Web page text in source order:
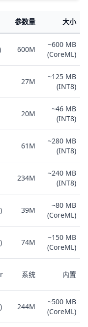
参数量 大小
600M
~600 MB
(CoreML)
27M
~125 MB
(INT8)
20M
~46 MB
(INT8)
61M
~280 MB
(INT8)
234M
~240 MB
(INT8)
39M
~80 MB
(CoreML)
74M
~150 MB
(CoreML)
系统 内置
244M
~500 MB
(CoreML)